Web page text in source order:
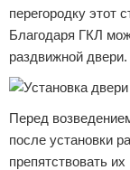
перегородку этот
Благодаря ГКЛ
раздвижной двери.
Перед
после установки
препятствовать